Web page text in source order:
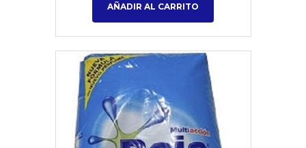
AÑADIR AL CARRITO